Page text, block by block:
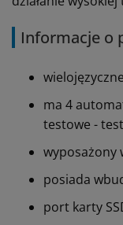
Informacje o
ma 4
testowe -
wyposażony
posiada
port karty